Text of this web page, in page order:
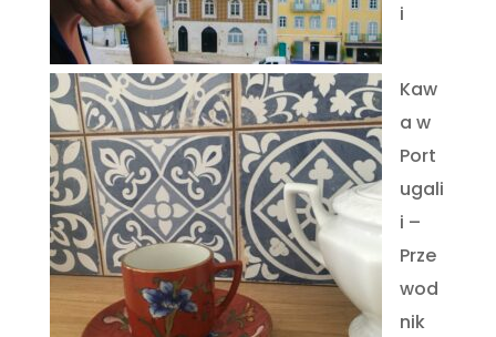
i
Kaw
a w
Port
ugali
i –
Prze
wod
nik